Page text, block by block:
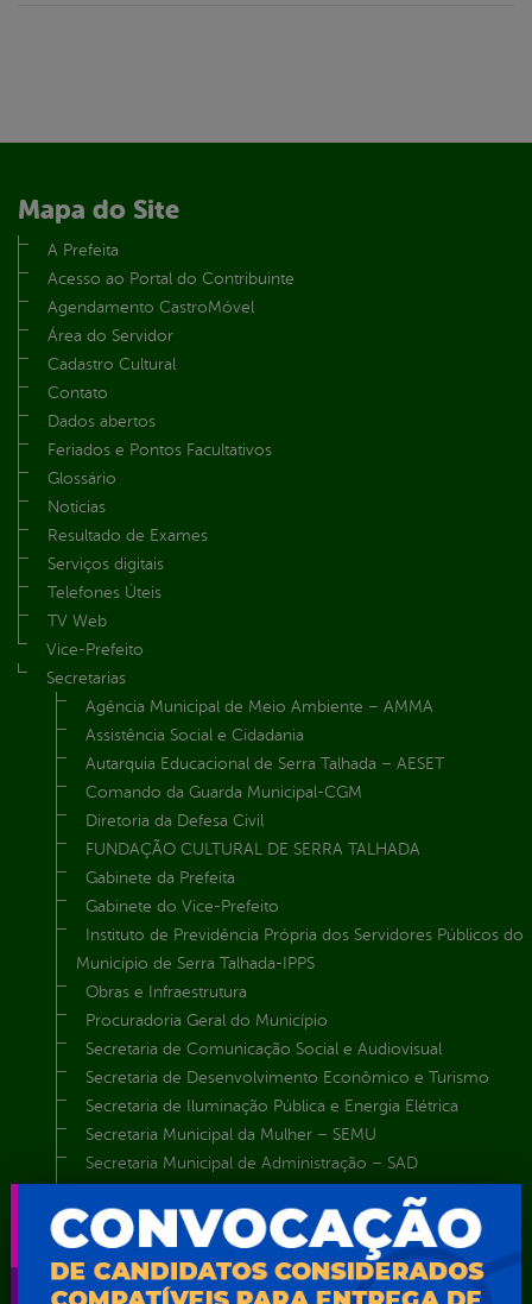
Mapa do Site
A Prefeita
Acesso ao Portal do Contribuinte
Agendamento CastroMóvel
Área do Servidor
Cadastro Cultural
Contato
Dados abertos
Feriados e Pontos Facultativos
Glossário
Notícias
Resultado de Exames
Serviços digitais
Telefones Úteis
TV Web
Vice-Prefeito
Secretarias
Agência Municipal de Meio Ambiente – AMMA
Assistência Social e Cidadania
Autarquia Educacional de Serra Talhada – AESET
Comando da Guarda Municipal-CGM
Diretoria da Defesa Civil
FUNDAÇÃO CULTURAL DE SERRA TALHADA
Gabinete da Prefeita
Gabinete do Vice-Prefeito
Instituto de Previdência Própria dos Servidores Públicos do
Município de Serra Talhada-IPPS
Obras e Infraestrutura
Procuradoria Geral do Município
Secretaria de Comunicação Social e Audiovisual
Secretaria de Desenvolvimento Econômico e Turismo
Secretaria de Iluminação Pública e Energia Elétrica
Secretaria Municipal da Mulher – SEMU
Secretaria Municipal de Administração – SAD
Secretaria Municipal de Agricultura e Recursos Hídricos –
SEMARH / Secretaria de Agricultura Familiar – SEMAF
Secretaria Municipal de Educação – SEST
Secretaria Municipal de Esporte e Lazer – SEMEL